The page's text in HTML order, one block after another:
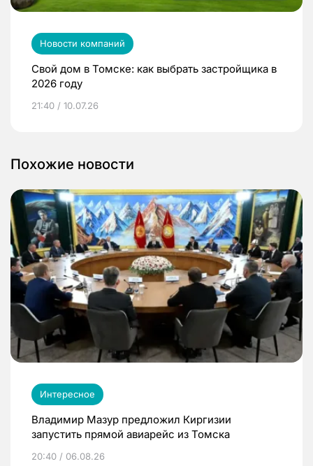
Новости компаний
Свой дом в Томске: как выбрать застройщика в
2026 году
21:40 / 10.07.26
Похожие новости
Интересное
Владимир Мазур предложил Киргизии
запустить прямой авиарейс из Томска
20:40 / 06.08.26